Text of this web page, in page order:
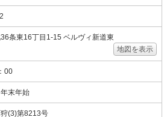
条東16丁目1-15 ベルヴィ新道東
地図を表示
00
末年始
(3)第8213号